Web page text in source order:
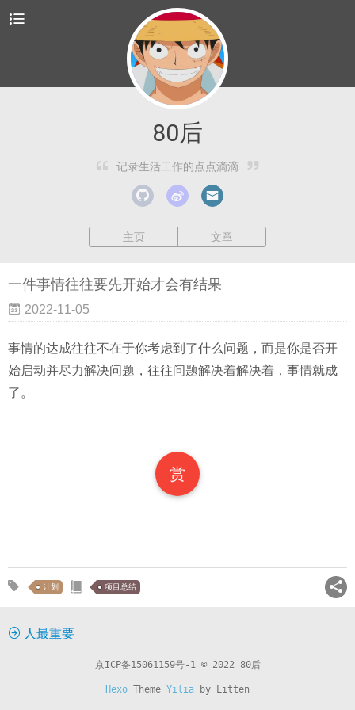
80后
记录生活工作的点点滴滴
主页 文章
一件事情往往要先开始才会有结果
2022-11-05
事情的达成往往不在于你考虑到了什么问题，而是你是否开
始启动并尽力解决问题，往往问题解决着解决着，事情就成
了。
赏
计划 项目总结
人最重要
京ICP备15061159号-1© 2022 80后
Hexo Theme Yilia by Litten